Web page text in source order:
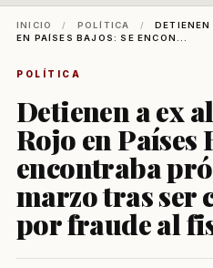
INICIO / POLÍTICA /
DETIENEN
EN PAÍSES BAJOS: SE ENCON...
POLÍTICA
Detienen a ex
Rojo en Países
encontraba
marzo tras ser
por fraude al